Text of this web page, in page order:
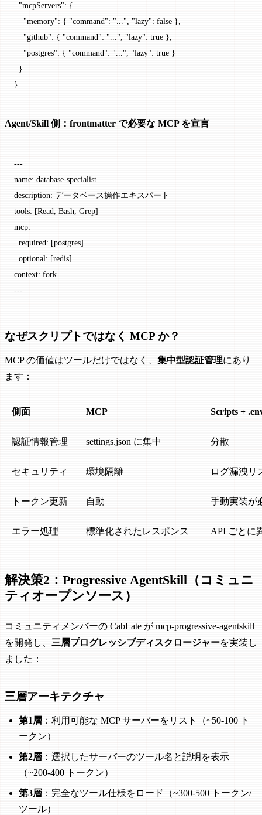
  "mcpServers"
: {
    "memory"
: { "command": "...", "lazy": false },
    "github"
: { "command": "...", "lazy": true },
    "postgres"
: { "command": "...", "lazy": true }
  }
}
Agent/Skill 側：frontmatter で必要な MCP を宣言
---
name: database-specialist
description: データベース操作エキスパート
tools: [Read, Bash, Grep]
mcp:
  required
: [postgres]
  optional
: [redis]
context: fork
---
なぜスクリプトではなく MCP か？
MCP の価値はツールだけではなく、 集中型認証管理にあり
ます：
側面 MCP Scripts +
認証情報管理 settings.json に集中 分散
セキュリティ 環境隔離 ログ漏洩リ
トークン更新 自動 手動実装が
エラー処理 標準化されたレスポンス API ごとに
解決策2：Progressive AgentSkill（コミュニ
ティオープンソース）
コミュニティメンバーの CabLate が mcp-progressive-agentskill
を開発し、 三層プログレッシブディスクロージャーを実装し
ました：
三層アーキテクチャ
第1層 ：利用可能な MCP サーバーをリスト（~50-100 ト
ークン）
第2層 ：選択したサーバーのツール名と説明を表示
（~200-400 トークン）
第3層 ：完全なツール仕様をロード（~300-500 トークン/
ツール）